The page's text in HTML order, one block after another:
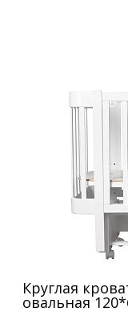
Круглая
овальная